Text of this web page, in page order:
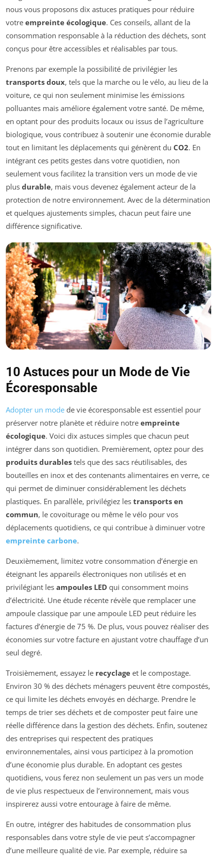
nous vous proposons dix astuces pratiques pour réduire
votre empreinte écologique. Ces conseils, allant de la
consommation responsable à la réduction des déchets, sont
conçus pour être accessibles et réalisables par tous.
Prenons par exemple la possibilité de privilégier les
transports doux, tels que la marche ou le vélo, au lieu de la
voiture, ce qui non seulement minimise les émissions
polluantes mais améliore également votre santé. De même,
en optant pour des produits locaux ou issus de l’agriculture
biologique, vous contribuez à soutenir une économie durable
tout en limitant les déplacements qui génèrent du CO2. En
intégrant ces petits gestes dans votre quotidien, non
seulement vous facilitez la transition vers un mode de vie
plus durable, mais vous devenez également acteur de la
protection de notre environnement. Avec de la détermination
et quelques ajustements simples, chacun peut faire une
différence significative.
10 Astuces pour un Mode de Vie
Écoresponsable
Adopter un mode de vie écoresponsable est essentiel pour
préserver notre planète et réduire notre empreinte
écologique. Voici dix astuces simples que chacun peut
intégrer dans son quotidien. Premièrement, optez pour des
produits durables tels que des sacs réutilisables, des
bouteilles en inox et des contenants alimentaires en verre, ce
qui permet de diminuer considérablement les déchets
plastiques. En parallèle, privilégiez les transports en
commun, le covoiturage ou même le vélo pour vos
déplacements quotidiens, ce qui contribue à diminuer votre
empreinte carbone.
Deuxièmement, limitez votre consommation d’énergie en
éteignant les appareils électroniques non utilisés et en
privilégiant les ampoules LED qui consomment moins
d’électricité. Une étude récente révèle que remplacer une
ampoule classique par une ampoule LED peut réduire les
factures d’énergie de 75 %. De plus, vous pouvez réaliser des
économies sur votre facture en ajustant votre chauffage d’un
seul degré.
Troisièmement, essayez le recyclage et le compostage.
Environ 30 % des déchets ménagers peuvent être compostés,
ce qui limite les déchets envoyés en décharge. Prendre le
temps de trier ses déchets et de composter peut faire une
réelle différence dans la gestion des déchets. Enfin, soutenez
des entreprises qui respectent des pratiques
environnementales, ainsi vous participez à la promotion
d’une économie plus durable. En adoptant ces gestes
quotidiens, vous ferez non seulement un pas vers un mode
de vie plus respectueux de l’environnement, mais vous
inspirerez aussi votre entourage à faire de même.
En outre, intégrer des habitudes de consommation plus
responsables dans votre style de vie peut s’accompagner
d’une meilleure qualité de vie. Par exemple, réduire sa